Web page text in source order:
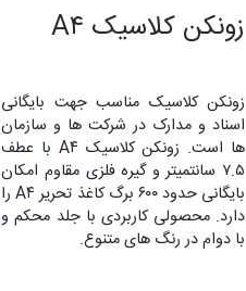
زونکن کلاسیک A۴
زونکن کلاسیک مناسب جهت بایگانی
اسناد و مدارک در شرکت ها و سازمان
ها است. زونکن کلاسیک A۴ با عطف
۷.۵ سانتمیتر و گیره فلزی مقاوم امکان
بایگانی حدود ۶۰۰ برگ کاغذ تحریر A۴ را
دارد. محصولی کاربردی با جلد محکم و